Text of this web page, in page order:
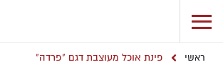
ראשי פינת אוכל מעוצבת דגם "פרדה"